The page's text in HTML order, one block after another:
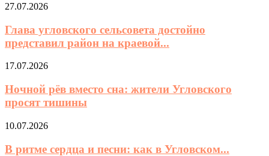
27.07.2026
Глава угловского сельсовета достойно
представил район на краевой...
17.07.2026
Ночной рёв вместо сна: жители Угловского
просят тишины
10.07.2026
В ритме сердца и песни: как в Угловском...